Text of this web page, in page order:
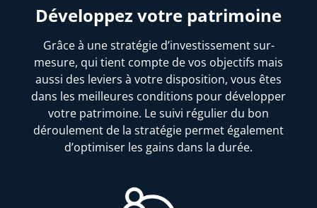
Développez votre patrimoine
Grâce à une stratégie d’investissement sur-
mesure, qui tient compte de vos objectifs mais
aussi des leviers à votre disposition, vous êtes
dans les meilleures conditions pour développer
votre patrimoine. Le suivi régulier du bon
déroulement de la stratégie permet également
d’optimiser les gains dans la durée.